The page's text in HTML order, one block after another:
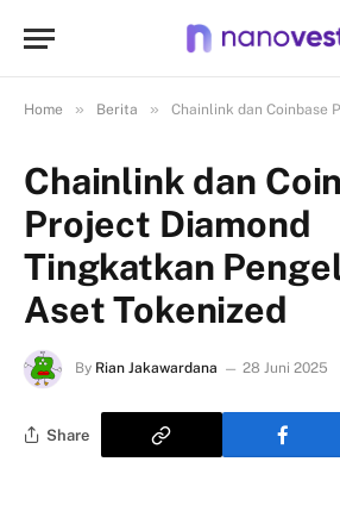
Home » Berita » Chainlink dan Coinbase Project
Chainlink dan
Project Diamond
Tingkatkan
Aset Tokenized
By Rian Jakawardana 28 Juni 2025
Share